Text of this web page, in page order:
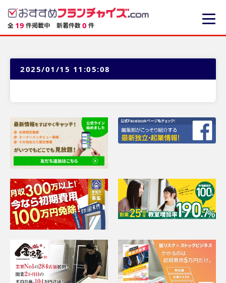
全 19 件掲載中 新着件数0 件
2025/01/15 11:05:08